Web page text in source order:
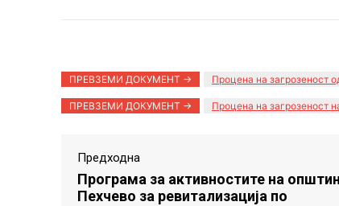
ПРЕВЗЕМИ ДОКУМЕНТ -> Процена на загрозеност
ПРЕВЗЕМИ ДОКУМЕНТ -> Процена на загрозеност
Предходна
Програма за активностите на
Пехчево за ревитализација по